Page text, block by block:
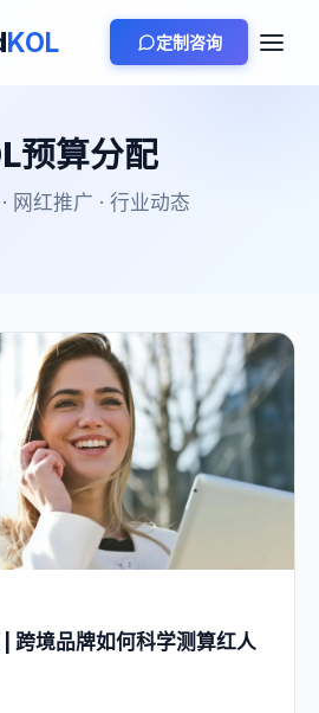
KOL 定制咨询
预算分配
网红推广 · 行业动态
跨境品牌如何科学测算红人